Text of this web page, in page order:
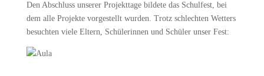
Den Abschluss unserer Projekttage bildete das Schulfest, bei
dem alle Projekte vorgestellt wurden. Trotz schlechten Wetters
besuchten viele Eltern, Schülerinnen und Schüler unser Fest: